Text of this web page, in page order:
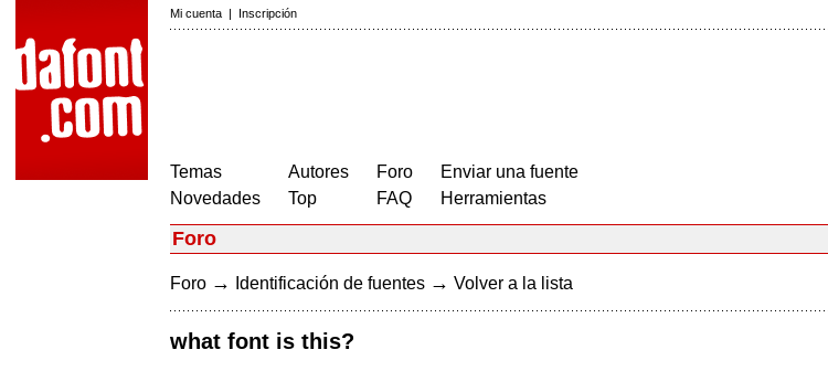
Mi cuenta | Inscripción
Temas
Novedades
Autores
Top
Foro
FAQ
Enviar una fuente
Herramientas
Foro
Foro → Identificación de fuentes → Volver a la lista
what font is this?